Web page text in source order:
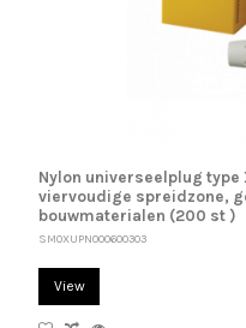
Nylon universeelplug type
viervoudige spreidzone,
bouwmaterialen (200 st )
SM0XUPN000600303
View